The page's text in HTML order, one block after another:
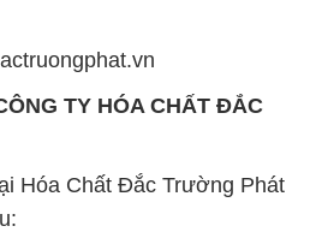
TY HÓA CHẤT ĐẮC
Hóa Chất Đắc Trường Phát